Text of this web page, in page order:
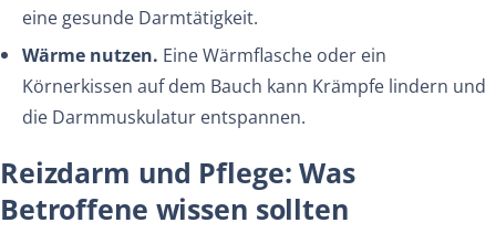
eine gesunde Darmtätigkeit.
Wärme nutzen. Eine Wärmflasche oder ein
Körnerkissen auf dem Bauch kann Krämpfe lindern und
die Darmmuskulatur entspannen.
Reizdarm und Pflege: Was
Betroffene wissen sollten